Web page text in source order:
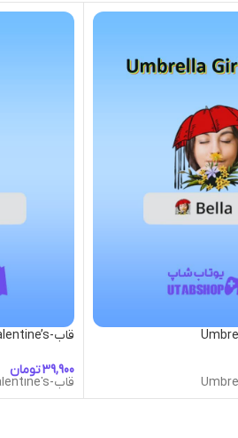
قاب-Valentine’s
تومان
قاب-Valentine's